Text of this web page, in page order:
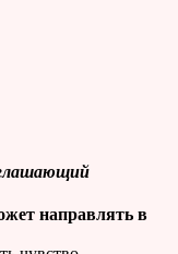
направлять в